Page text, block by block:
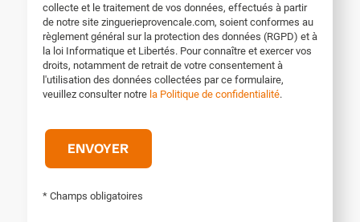
collecte et le traitement de vos données, effectués à partir
de notre site zinguerieprovencale.com, soient conformes au
règlement général sur la protection des données (RGPD) et à
la loi Informatique et Libertés. Pour connaître et exercer vos
droits, notamment de retrait de votre consentement à
l'utilisation des données collectées par ce formulaire,
veuillez consulter notre la Politique de confidentialité.
* Champs obligatoires